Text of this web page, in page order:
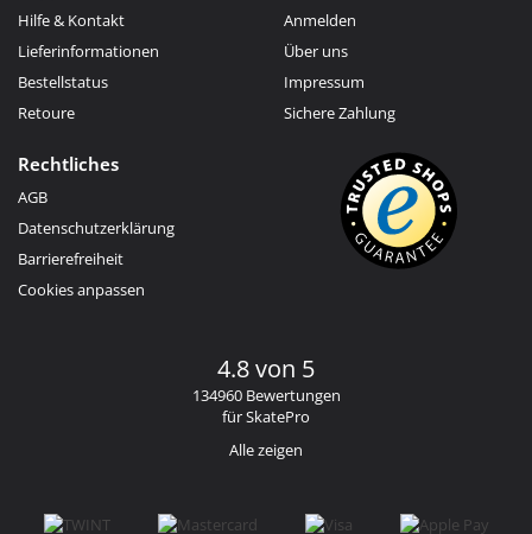
Hilfe & Kontakt
Lieferinformationen
Bestellstatus
Retoure
Anmelden
Über uns
Impressum
Sichere Zahlung
Rechtliches
AGB
Datenschutzerklärung
Barrierefreiheit
Cookies anpassen
4.8 von 5
134960 Bewertungen
für SkatePro
Alle zeigen